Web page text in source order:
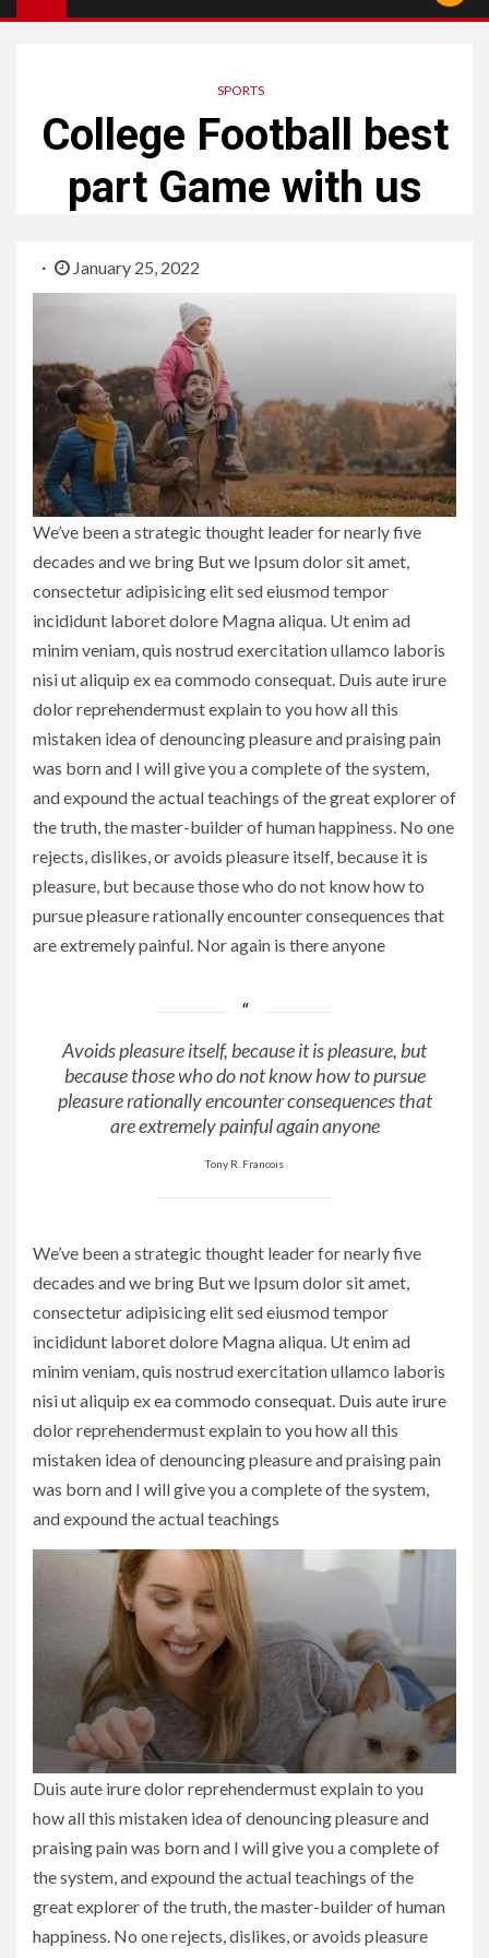
SPORTS
College Football best
part Game with us
January 25, 2022
We’ve been a strategic thought leader for nearly five
decades and we bring But we Ipsum dolor sit amet,
consectetur adipisicing elit sed eiusmod tempor
incididunt laboret dolore Magna aliqua. Ut enim ad
minim veniam, quis nostrud exercitation ullamco laboris
nisi ut aliquip ex ea commodo consequat. Duis aute irure
dolor reprehendermust explain to you how all this
mistaken idea of denouncing pleasure and praising pain
was born and I will give you a complete of the system,
and expound the actual teachings of the great explorer of
the truth, the master-builder of human happiness. No one
rejects, dislikes, or avoids pleasure itself, because it is
pleasure, but because those who do not know how to
pursue pleasure rationally encounter consequences that
are extremely painful. Nor again is there anyone
Avoids pleasure itself, because it is pleasure, but
because those who do not know how to pursue
pleasure rationally encounter consequences that
are extremely painful again anyone
Tony R. Francois
We’ve been a strategic thought leader for nearly five
decades and we bring But we Ipsum dolor sit amet,
consectetur adipisicing elit sed eiusmod tempor
incididunt laboret dolore Magna aliqua. Ut enim ad
minim veniam, quis nostrud exercitation ullamco laboris
nisi ut aliquip ex ea commodo consequat. Duis aute irure
dolor reprehendermust explain to you how all this
mistaken idea of denouncing pleasure and praising pain
was born and I will give you a complete of the system,
and expound the actual teachings
Duis aute irure dolor reprehendermust explain to you
how all this mistaken idea of denouncing pleasure and
praising pain was born and I will give you a complete of
the system, and expound the actual teachings of the
great explorer of the truth, the master-builder of human
happiness. No one rejects, dislikes, or avoids pleasure